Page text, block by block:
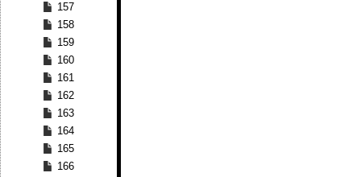
157
158
159
160
161
162
163
164
165
166